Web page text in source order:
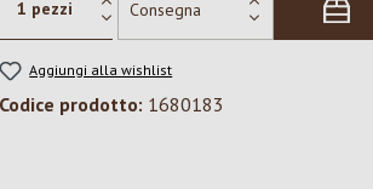
Aggiungi alla wishlist
Codice prodotto: 1680183